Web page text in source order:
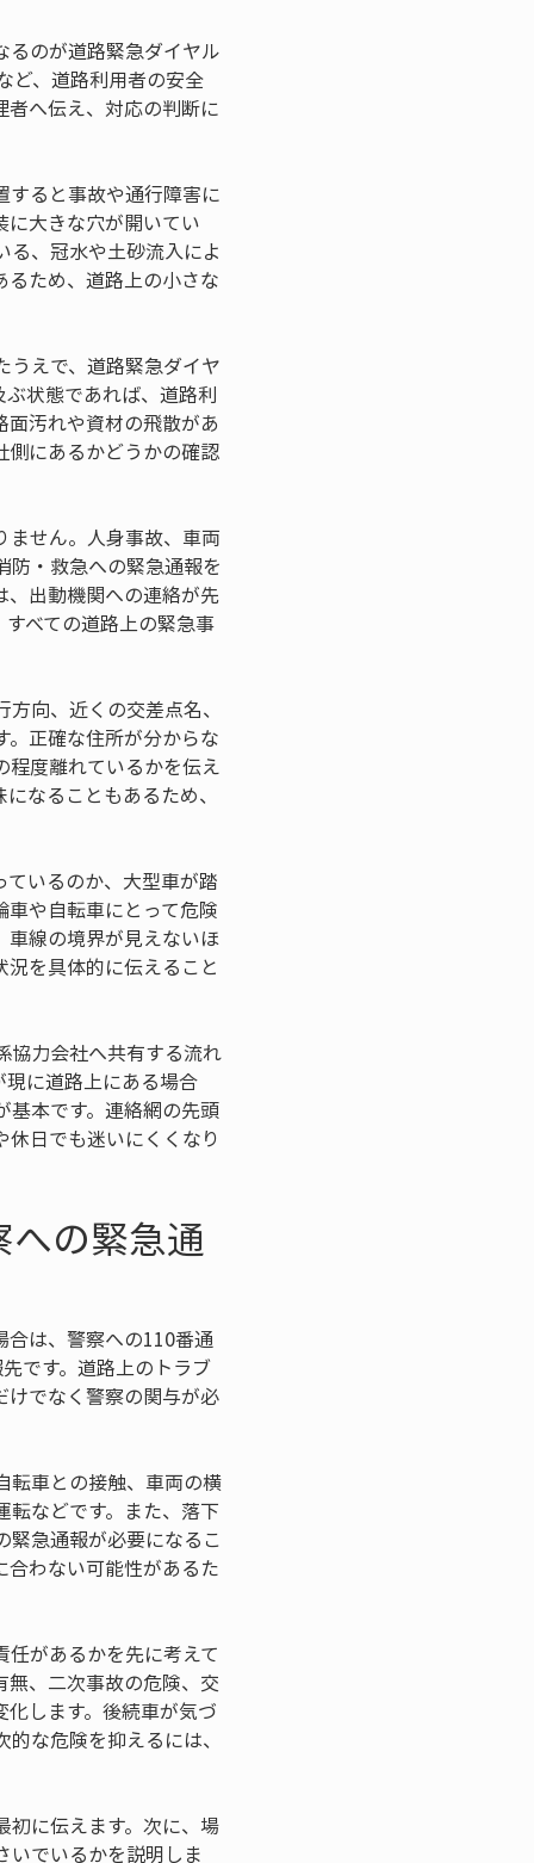
るのが道路緊急ダイヤル
ど、道路利用者の安全
へ伝え、対応の判断に
すると事故や通行障害に
大きな穴が開いてい
、冠水や土砂流入によ
ため、道路上の小さな
うえで、道路緊急ダイヤ
状態であれば、道路利
汚れや資材の飛散があ
側にあるかどうかの確認
ません。人身事故、車両
防・救急への緊急通報を
、出動機関への連絡が先
べての道路上の緊急事
向、近くの交差点名、
正確な住所が分からな
程度離れているかを伝え
なることもあるため、
いるのか、大型車が踏
や自転車にとって危険
車線の境界が見えないほ
を具体的に伝えること
協力会社へ共有する流れ
に道路上にある場合
基本です。連絡網の先頭
日でも迷いにくくなり
の緊急通
合は、警察への110番通
です。道路上のトラブ
けでなく警察の関与が必
転車との接触、車両の横
などです。また、落下
緊急通報が必要になるこ
わない可能性があるた
があるかを先に考えて
、二次事故の危険、交
します。後続車が気づ
な危険を抑えるには、
初に伝えます。次に、場
いでいるかを説明しま